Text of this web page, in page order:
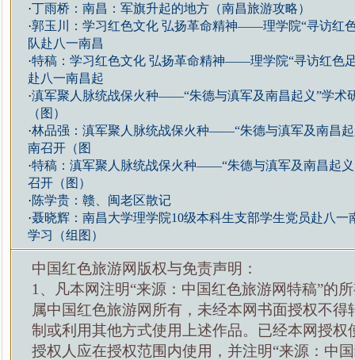
·丁雨桥：南昌：军旗升起的地方（南昌旅游攻略）
·郭玉川：学习红色文化 弘扬革命精神——理学院“寻访红
队赴八一南昌
·特稿：学习红色文化 弘扬革命精神——理学院“寻访红色
赴八一南昌起
·滇军聚人脉统战保火种——“朱德与滇军及南昌起义”学术
（图）
·林品强：滇军聚人脉统战保火种——“朱德与滇军及南昌
南召开（图
·特稿：滇军聚人脉统战保火种——“朱德与滇军及南昌起
召开（图）
·陈学贵：赣、闽老区散记
·聂晓辉：南昌大学理学院10级本科生支部学生党员赴八一
学习（组图）
中国红色旅游网版权与免责声明：
1、凡本网注明“来源：中国红色旅游网特稿”的
属中国红色旅游网所有，未经本网书面授权不得
制或利用其他方式使用上述作品。已经本网授权
授权人应在授权范围内使用，并注明“来源：中